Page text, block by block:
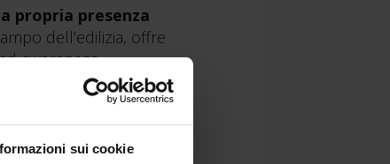
sui cookie
propria presenza
dell’edilizia, offre
awareness